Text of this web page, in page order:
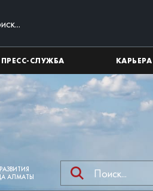
ПРЕСС-СЛУЖБА КАРЬЕРА
АЛМАТЫ